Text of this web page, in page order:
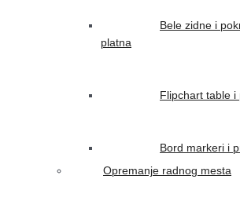
Bele zidne i
platna
Flipchart table i
Bord markeri i
Opremanje radnog mesta